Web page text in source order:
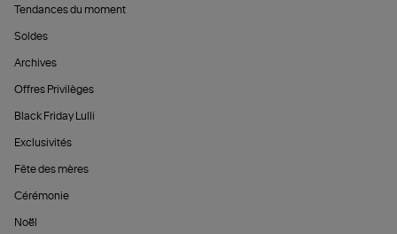
Tendances du moment
Soldes
Archives
Offres Privilèges
Black Friday Lulli
Exclusivités
Fête des mères
Cérémonie
Noël